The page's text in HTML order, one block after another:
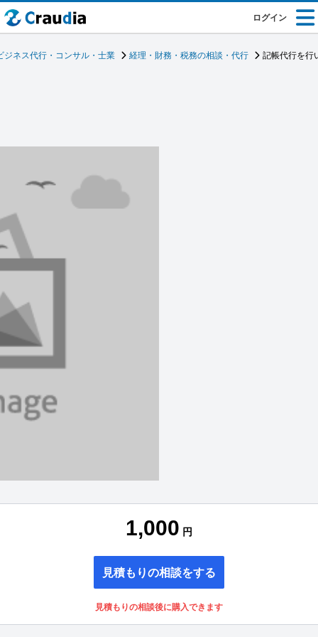
ログイン
ジネス代行・コンサル・士業 経理・財務・税務の相談・代行 記帳代行を行
1,000 円
見積もりの相談をする
見積もりの相談後に購入できます